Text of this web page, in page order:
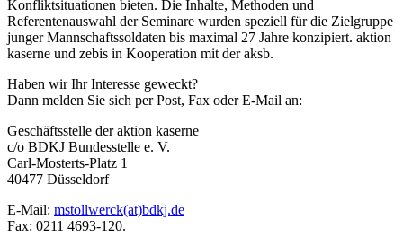
Konfliktsituationen bieten. Die Inhalte, Methoden und
Referentenauswahl der Seminare wurden speziell für die Zielgruppe
junger Mannschaftssoldaten bis maximal 27 Jahre konzipiert. aktion
kaserne und zebis in Kooperation mit der aksb.
Haben wir Ihr Interesse geweckt?
Dann melden Sie sich per Post, Fax oder E-Mail an:
Geschäftsstelle der aktion kaserne
c/o BDKJ Bundesstelle e. V.
Carl-Mosterts-Platz 1
40477 Düsseldorf
E-Mail: mstollwerck(at)bdkj.de
Fax: 0211 4693-120.